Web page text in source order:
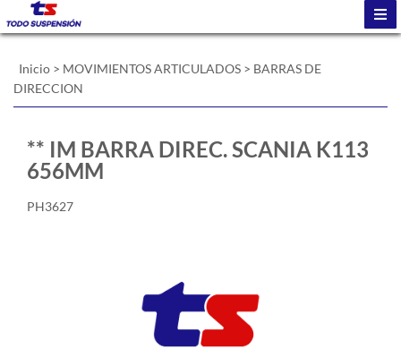
Inicio > MOVIMIENTOS ARTICULADOS > BARRAS DE
DIRECCION
** IM BARRA DIREC. SCANIA K113
656MM
PH3627